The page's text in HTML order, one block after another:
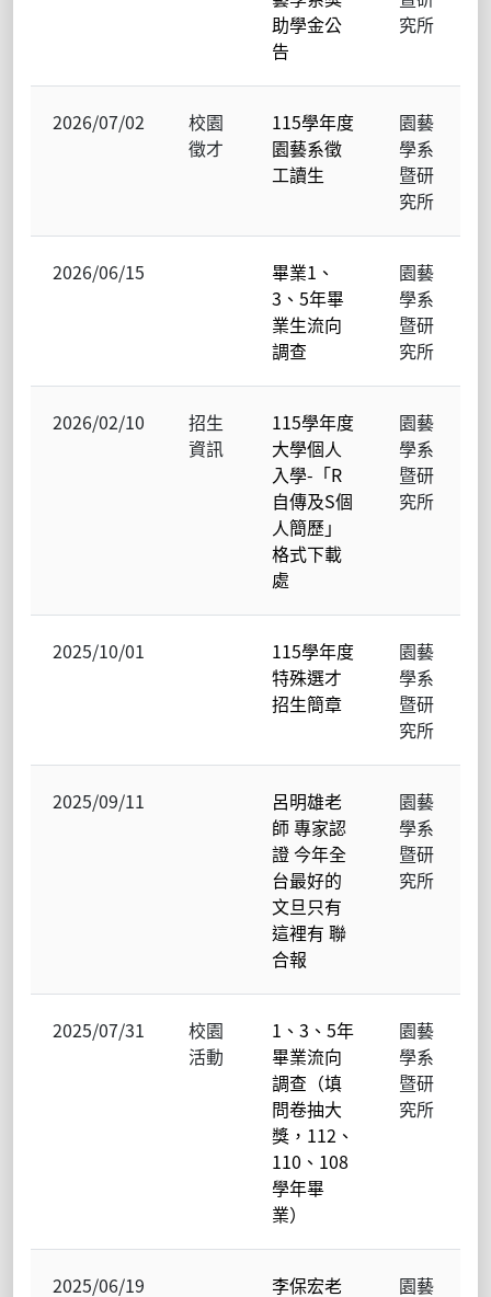
助學金公
告
究所
2026/07/02
校園
徵才
115學年度
園藝系徵
工讀生
園藝
學系
暨研
究所
2026/06/15
畢業1、
3、5年畢
業生流向
調查
園藝
學系
暨研
究所
2026/02/10
招生
資訊
115學年度
大學個人
入學-「R
自傳及S個
人簡歷」
格式下載
處
園藝
學系
暨研
究所
2025/10/01
115學年度
特殊選才
招生簡章
園藝
學系
暨研
究所
2025/09/11
呂明雄老
師 專家認
證 今年全
台最好的
文旦只有
這裡有 聯
合報
園藝
學系
暨研
究所
2025/07/31
校園
活動
1、3、5年
畢業流向
調查（填
問卷抽大
獎，112、
110、108
學年畢
業）
園藝
學系
暨研
究所
2025/06/19 李保宏老 園藝